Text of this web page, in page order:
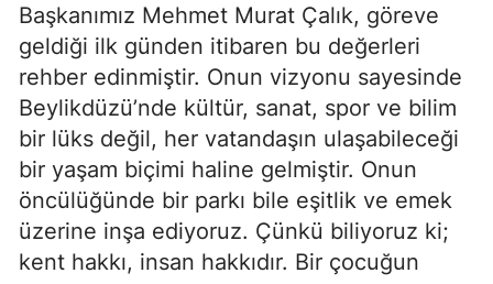
Başkanımız Mehmet Murat Çalık, göreve
geldiği ilk günden itibaren bu değerleri
rehber edinmiştir. Onun vizyonu sayesinde
Beylikdüzü’nde kültür, sanat, spor ve bilim
bir lüks değil, her vatandaşın ulaşabileceği
bir yaşam biçimi haline gelmiştir. Onun
öncülüğünde bir parkı bile eşitlik ve emek
üzerine inşa ediyoruz. Çünkü biliyoruz ki;
kent hakkı, insan hakkıdır. Bir çocuğun